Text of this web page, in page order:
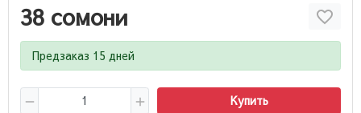
38 сомони
Предзаказ 15 дней
Купить